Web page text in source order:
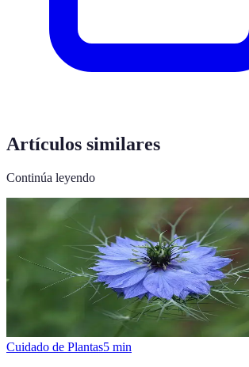
Artículos similares
Continúa leyendo
Cuidado de Plantas5 min